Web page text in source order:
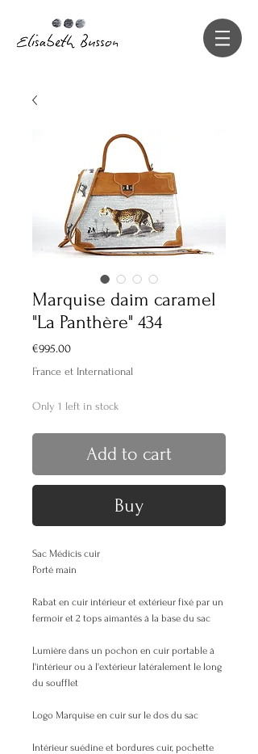
Marquise daim caramel
"La Panthère" 434
€995.00Price
France et International
Only 1 left in stock
Add to cart
Buy
Sac Médicis cuir
Porté main
Rabat en cuir intérieur et extérieur fixé par un
fermoir et 2 tops aimantés à la base du sac
Lumière dans un pochon en cuir portable à
l'intérieur ou à l'extérieur latéralement le long
du soufflet
Logo Marquise en cuir sur le dos du sac
Intérieur suédine et bordures cuir, pochette